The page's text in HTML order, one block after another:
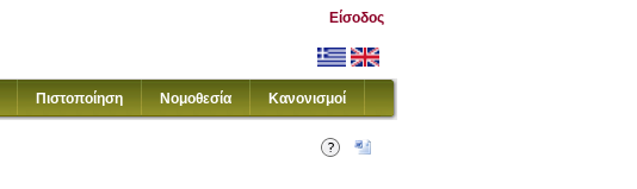
Είσοδος
Πιστοποίηση Νομοθεσία Κανονισμοί